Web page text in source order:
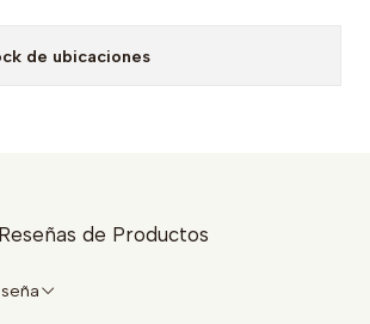
de ubicaciones
Reseñas de Productos